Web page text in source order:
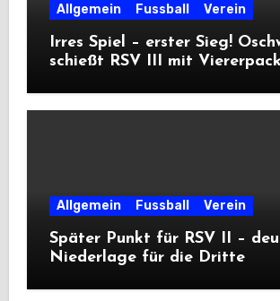
Allgemein Fussball Verein
Irres Spiel – erster Sieg!
schießt RSV III mit
Allgemein Fussball Verein
Später Punkt für RSV II –
Niederlage für die Dritte